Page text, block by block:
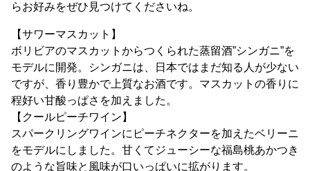
らお好みをぜひ見つけてくださいね。
【サワーマスカット】
ボリビアのマスカットからつくられた蒸留酒”シンガニ”を
モデルに開発。シンガニは、日本ではまだ知る人が少ない
ですが、香り豊かで上質なお酒です。マスカットの香りに
程好い甘酸っぱさを加えました。
【クールピーチワイン】
スパークリングワインにピーチネクターを加えたベリーニ
をモデルにしました。甘くてジューシーな福島桃あかつき
のような旨味と風味が口いっぱいに拡がります。